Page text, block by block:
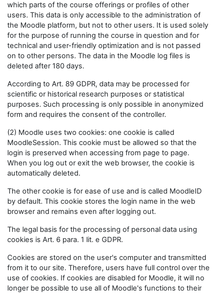
which parts of the course offerings or profiles of other
users. This data is only accessible to the administration of
the Moodle platform, but not to other users. It is used solely
for the purpose of running the course in question and for
technical and user-friendly optimization and is not passed
on to other persons. The data in the Moodle log files is
deleted after 180 days.
According to Art. 89 GDPR, data may be processed for
scientific or historical research purposes or statistical
purposes. Such processing is only possible in anonymized
form and requires the consent of the controller.
(2) Moodle uses two cookies: one cookie is called
MoodleSession. This cookie must be allowed so that the
login is preserved when accessing from page to page.
When you log out or exit the web browser, the cookie is
automatically deleted.
The other cookie is for ease of use and is called MoodleID
by default. This cookie stores the login name in the web
browser and remains even after logging out.
The legal basis for the processing of personal data using
cookies is Art. 6 para. 1 lit. e GDPR.
Cookies are stored on the user's computer and transmitted
from it to our site. Therefore, users have full control over the
use of cookies. If cookies are disabled for Moodle, it will no
longer be possible to use all of Moodle's functions to their